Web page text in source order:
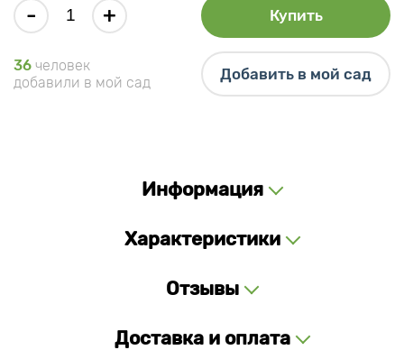
- + Купить
36 человек
добавили в мой сад
Добавить в мой сад
Информация
Характеристики
Отзывы
Доставка и оплата